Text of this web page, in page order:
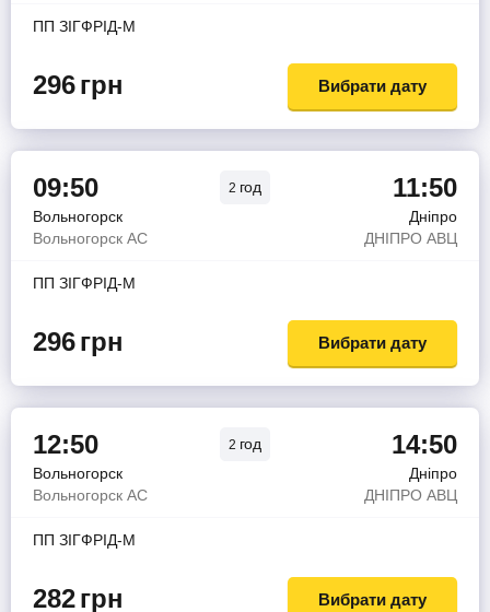
ПП ЗIГФРIД-М
296грн Вибрати дату
09:50 2 год 11:50
Вольногорск
Дніпро
Вольногорск АС
ДНIПРО АВЦ
ПП ЗIГФРIД-М
296грн Вибрати дату
12:50 2 год 14:50
Вольногорск
Дніпро
Вольногорск АС
ДНIПРО АВЦ
ПП ЗIГФРIД-М
282грн Вибрати дату